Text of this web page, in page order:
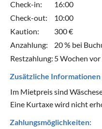
Check-in:
16:00
Check-out:
10:00
Kaution:
300 €
Anzahlung:
20 % bei
Restzahlung: 5 Wochen
Zusätzliche
Im Mietpreis sind
Eine Kurtaxe wird nicht
Zahlungsmöglichkeiten: